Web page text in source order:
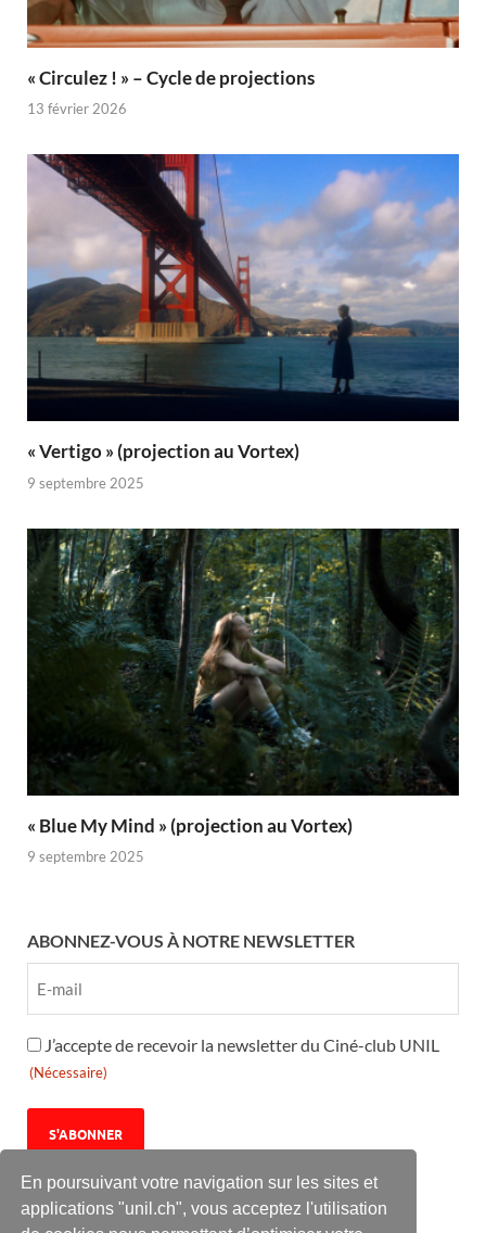
En poursuivant votre navigation sur les sites et
applications "unil.ch", vous acceptez l'utilisation
« Circulez ! » – Cycle de projections
13 février 2026
« Vertigo » (projection au Vortex)
9 septembre 2025
« Blue My Mind » (projection au Vortex)
9 septembre 2025
ABONNEZ-VOUS À NOTRE NEWSLETTER
RGPD
(Nécessaire)
J’accepte de recevoir la newsletter du Ciné-club UNIL
(Nécessaire)